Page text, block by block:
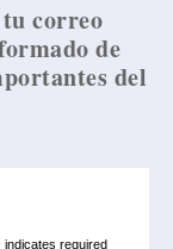
correo
de
del
indicates required